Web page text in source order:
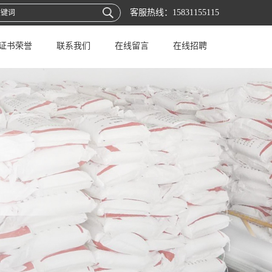
客服热线： 15831155115
书荣誉 联系我们 在线留言 在线招聘